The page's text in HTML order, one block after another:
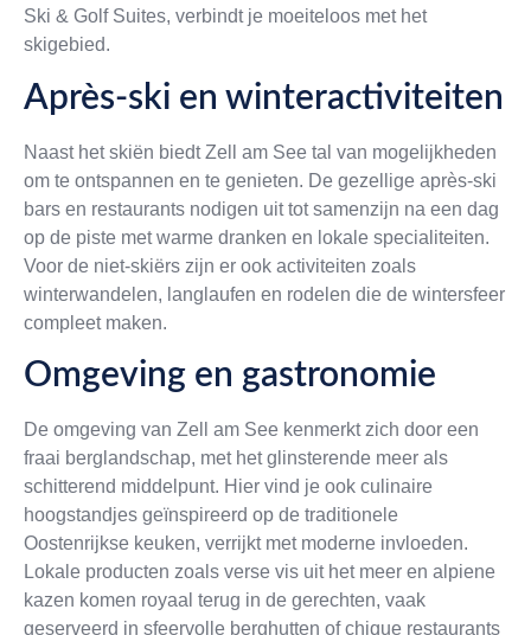
Ski & Golf Suites, verbindt je moeiteloos met het
skigebied.
Après-ski en winteractiviteiten
Naast het skiën biedt Zell am See tal van mogelijkheden
om te ontspannen en te genieten. De gezellige après-ski
bars en restaurants nodigen uit tot samenzijn na een dag
op de piste met warme dranken en lokale specialiteiten.
Voor de niet-skiërs zijn er ook activiteiten zoals
winterwandelen, langlaufen en rodelen die de wintersfeer
compleet maken.
Omgeving en gastronomie
De omgeving van Zell am See kenmerkt zich door een
fraai berglandschap, met het glinsterende meer als
schitterend middelpunt. Hier vind je ook culinaire
hoogstandjes geïnspireerd op de traditionele
Oostenrijkse keuken, verrijkt met moderne invloeden.
Lokale producten zoals verse vis uit het meer en alpiene
kazen komen royaal terug in de gerechten, vaak
geserveerd in sfeervolle berghutten of chique restaurants